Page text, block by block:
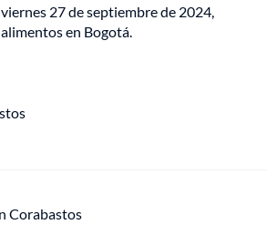
27 de septiembre de 2024,
en Bogotá.
Corabastos